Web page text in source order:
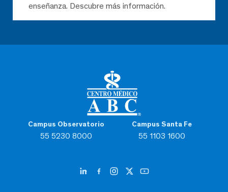
Campus Observatorio
55 5230 8000
Campus Santa Fe
55 1103 1600
enseñanza. Descubre más información.